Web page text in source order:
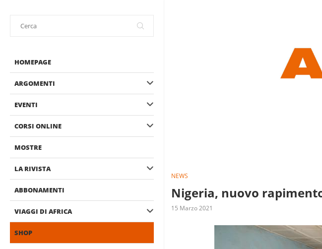
HOMEPAGE
ARGOMENTI
EVENTI
CORSI ONLINE
MOSTRE
LA RIVISTA
ABBONAMENTI
VIAGGI DI AFRICA
SHOP
NEWS
Nigeria, nuovo
15 Marzo 2021